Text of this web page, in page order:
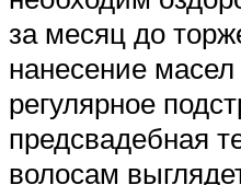
за месяц до
нанесение
регулярное
предсвадебная
волосам